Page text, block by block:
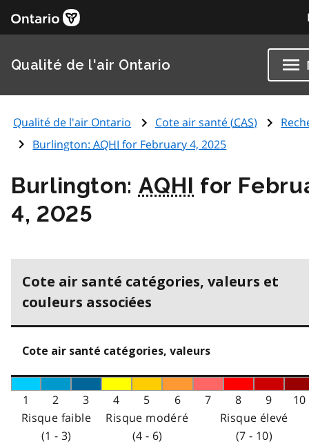
Qualité de l'air Ontario
Qualité de l'air Ontario Cote air santé (CAS)
Burlington:AQHI for February 4, 2025
Burlington: AQHI for
4, 2025
Cote air santé catégories, valeurs et
couleurs associées
Cote air santé catégories, valeurs
1 2 3 4 5 6 7 8 9
10
Risque faible
(1 - 3)
Risque modéré
(4 - 6)
Risque élevé
(7 - 10)